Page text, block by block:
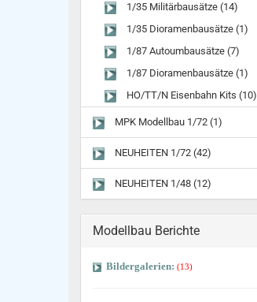
1/35 Militärbausätze (14)
1/35 Dioramenbausätze (1)
1/87 Autoumbausätze (7)
1/87 Dioramenbausätze (1)
HO/TT/N Eisenbahn Kits (10)
MPK Modellbau 1/72 (1)
NEUHEITEN 1/72 (42)
NEUHEITEN 1/48 (12)
Modellbau Berichte
Bildergalerien: (13)